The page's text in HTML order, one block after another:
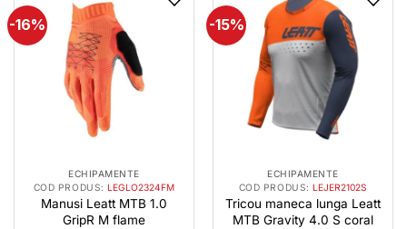
-16%
ECHIPAMENTE
COD PRODUS:LEGLO2324FM
Manusi Leatt MTB 1.0
GripR M flame
-15%
ECHIPAMENTE
COD PRODUS:LEJER2102S
Tricou maneca lunga Leatt
MTB Gravity 4.0 S coral